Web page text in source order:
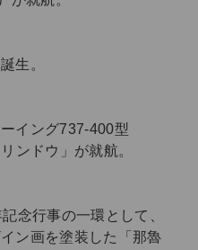
生。
イング737-400型
ンドウ」が就航。
念行事の一環として、
ン画を塗装した「那魯